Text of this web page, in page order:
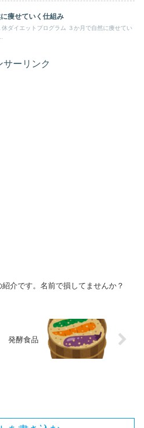
痩せていく仕組み
休ダイエットプログラム ３か月で自然に痩せてい
サーリンク
紹介です。名前で損してませんか？
発酵食品